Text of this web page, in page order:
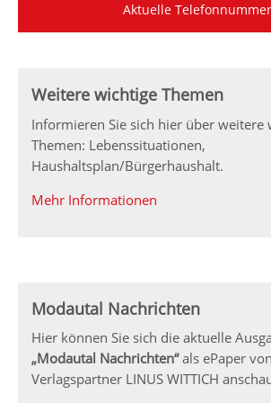
Aktuelle
Weitere wichtige Themen
Informieren Sie sich hier über weitere
Themen: Lebenssituationen,
Haushaltsplan/Bürgerhaushalt.
Mehr Informationen
Modautal Nachrichten
Hier können Sie sich die aktuelle
„Modautal Nachrichten“als ePaper
Verlagspartner LINUS WITTICH